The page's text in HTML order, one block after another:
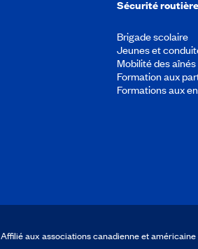
Sécurité routière
Brigade scolaire
Jeunes et
Mobilité des aînés
Formation aux
Formations aux
Affilié aux associations canadienne et